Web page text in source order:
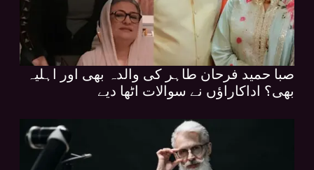
صبا حمید فرحان طاہر کی والدہ بھی اور اہلیہ
بھی؟ اداکاراؤں نے سوالات اٹھا دیے